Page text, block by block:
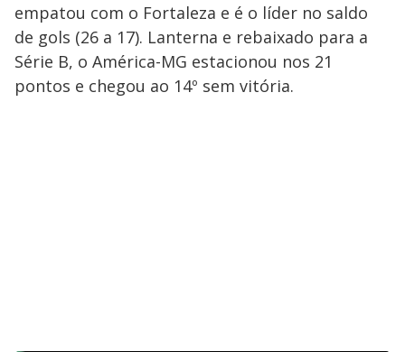
empatou com o Fortaleza e é o líder no saldo
de gols (26 a 17). Lanterna e rebaixado para a
Série B, o América-MG estacionou nos 21
pontos e chegou ao 14º sem vitória.